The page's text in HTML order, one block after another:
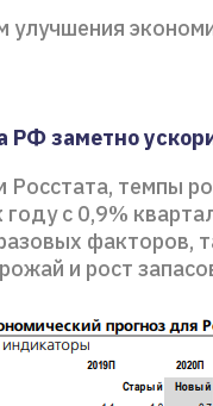
РФ заметно
темпы
году с 0,9%
факторов,
и рост